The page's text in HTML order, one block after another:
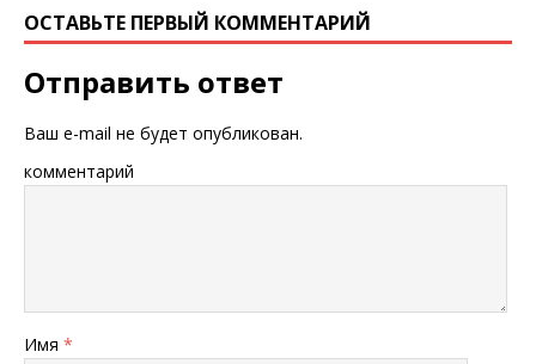
ОСТАВЬТЕ ПЕРВЫЙ КОММЕНТАРИЙ
Отправить ответ
Ваш e-mail не будет опубликован.
комментарий
Имя *